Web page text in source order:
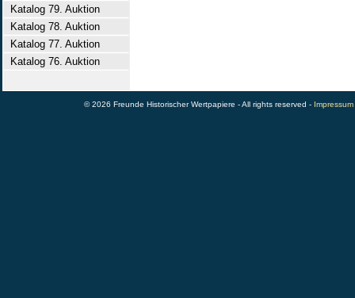
Katalog 79. Auktion
Katalog 78. Auktion
Katalog 77. Auktion
Katalog 76. Auktion
© 2026 Freunde Historischer Wertpapiere - All rights reserved - Impressum